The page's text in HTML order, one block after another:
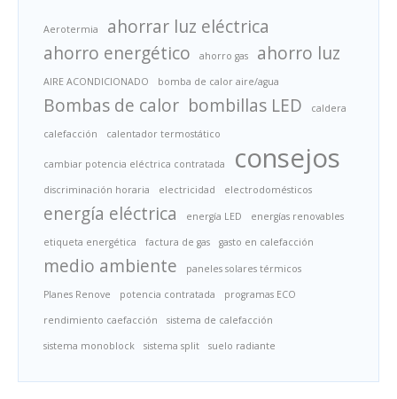
Aerotermia
ahorrar luz eléctrica
ahorro energético
ahorro gas ahorro luz
AIRE ACONDICIONADO bomba de calor aire/agua
Bombas de calor bombillas LED caldera
calefacción calentador termostático
cambiar potencia eléctrica contratada consejos
discriminación horaria electricidad electrodomésticos
energía eléctrica energía LED energías renovables
etiqueta energética factura de gas gasto en calefacción
medio ambiente paneles solares térmicos
Planes Renove potencia contratada programas ECO
rendimiento caefacción sistema de calefacción
sistema monoblock sistema split suelo radiante